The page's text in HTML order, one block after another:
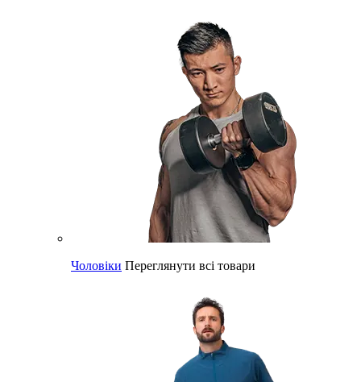
Чоловіки Переглянути всі товари